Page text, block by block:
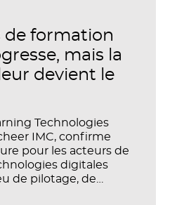
de formation
mais la
devient le
Technologies
IMC, confirme
pour les acteurs de
digitales
de pilotage, de
de valeur. IA,